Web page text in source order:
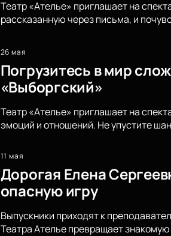
Театр «Ателье» приглашает на
рассказанную через письма, и
26 мая
Погрузитесь в мир
«Выборгский»
Театр «Ателье» приглашает на
эмоций и отношений. Не упустите
11 мая
Дорогая Елена
опасную игру
Выпускники приходят к
Театра Ателье превращает